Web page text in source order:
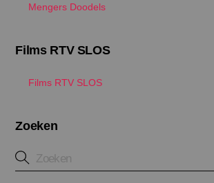
Mengers Doodels
Films RTV SLOS
Films RTV SLOS
Zoeken